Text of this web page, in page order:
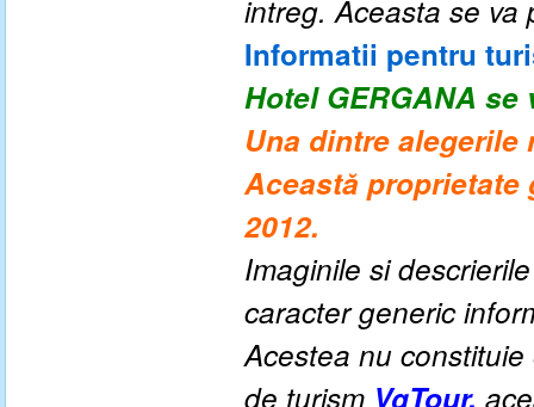
intreg. Aceasta se va
Informatii pentru
Hotel GERGANA se
Una dintre
Această proprietate
2012.
Imaginile si
caracter generic
Acestea nu
de turism VgTour,